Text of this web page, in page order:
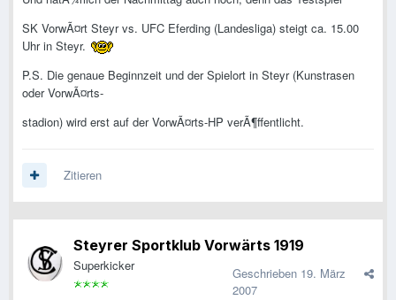
SK VorwÃ¤rt Steyr vs. UFC Eferding (Landesliga) steigt ca. 15.00
Uhr in Steyr.
P.S. Die genaue Beginnzeit und der Spielort in Steyr (Kunstrasen
oder VorwÃ¤rts-
stadion) wird erst auf der VorwÃ¤rts-HP verÃ¶ffentlicht.
Zitieren
Steyrer Sportklub Vorwärts 1919
Superkicker Geschrieben 19. März
2007